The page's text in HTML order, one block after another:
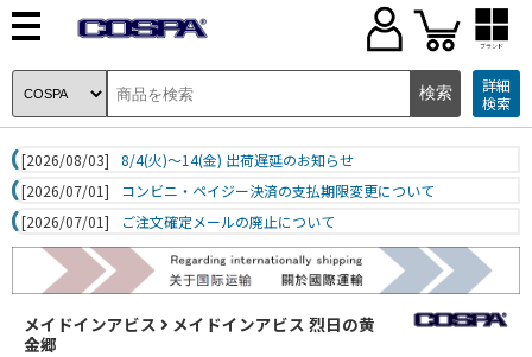
ブランド
詳細
検索
[2026/08/03]
8/4(火)～14(金) 出荷遅延のお知らせ
[2026/07/01]
コンビニ・ペイジー決済の支払期限変更について
[2026/07/01]
ご注文確定メールの廃止について
メイドインアビス
メイドインアビス 烈日の黄
金郷